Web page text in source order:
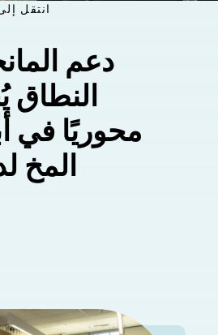
انتقل
دعم
النطاق
محوريًا في
المخ